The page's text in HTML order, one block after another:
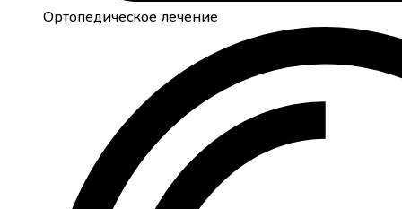
Ортопедическое лечение